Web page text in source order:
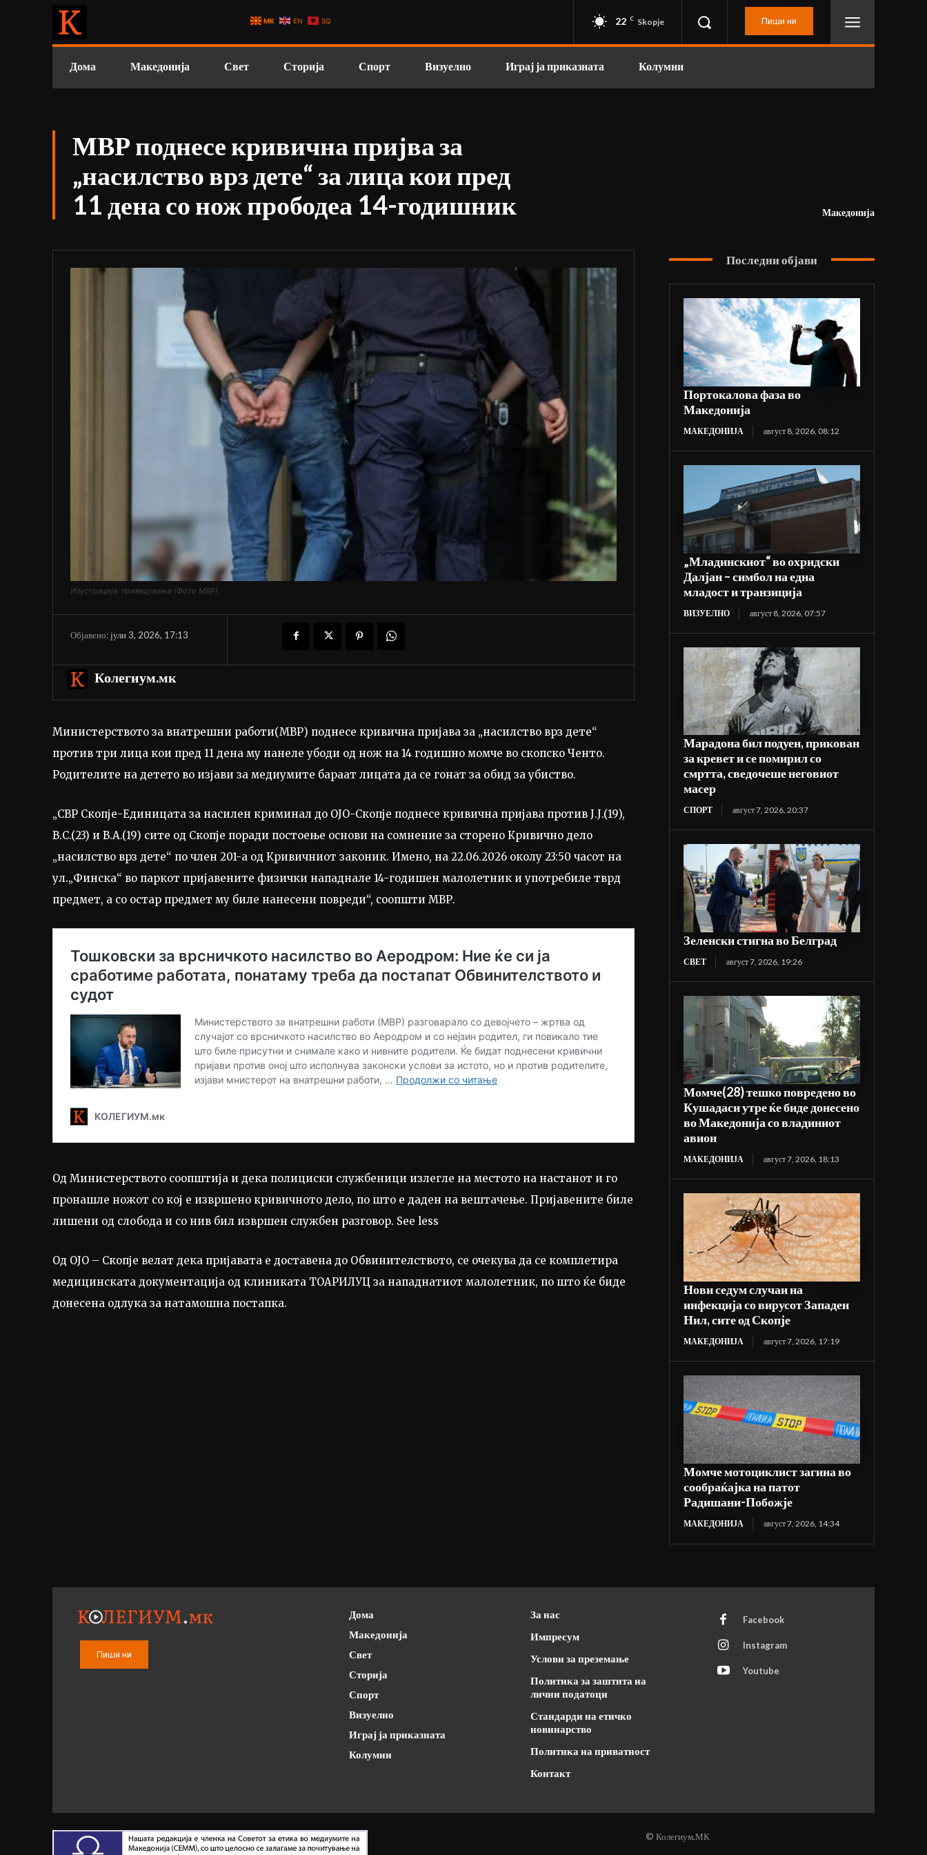
22 C Skopje Пиши ни
Дома Македонија Свет Сторија Спорт Визуелно Играј ја приказната Колумни
МВР поднесе кривична пријва за
„насилство врз дете“ за лица кои пред
11 дена со нож прободеа 14-годишник
Македонија
Илустрација, приведување (Фото МВР)
Објавено:јули 3, 2026, 17:13
Колегиум.мк
Министерството за внатрешни работи(МВР) поднесе кривична пријава за „насилство врз дете“
против три лица кои пред 11 дена му нанеле убоди од нож на 14 годишно момче во скопско Ченто.
Родителите на детето во изјави за медиумите бараат лицата да се гонат за обид за убиство.
„СВР Скопје-Единицата за насилен криминал до ОЈО-Скопје поднесе кривична пријава против Ј.Ј.(19),
В.С.(23) и В.А.(19) сите од Скопје поради постоење основи на сомнение за сторено Кривично дело
„насилство врз дете“ по член 201-а од Кривичниот законик. Имено, на 22.06.2026 околу 23:50 часот на
ул.„Финска“ во паркот пријавените физички нападнале 14-годишен малолетник и употребиле тврд
предмет, а со остар предмет му биле нанесени повреди“, соопшти МВР.
Од Министерството соопштија и дека полициски службеници излегле на местото на настанот и го
пронашле ножот со кој е извршено кривичното дело, по што е даден на вештачење. Пријавените биле
лишени од слобода и со нив бил извршен службен разговор. See less
Од ОЈО – Скопје велат дека пријавата е доставена до Обвинителството, се очекува да се комплетира
медицинската документација од клиниката ТОАРИЛУЦ за нападнатиот малолетник, по што ќе биде
донесена одлука за натамошна постапка.
Последни објави
Портокалова фаза во
Македонија
МАКЕДОНИЈА август 8, 2026, 08:12
„Младинскиот“ во охридски
Далјан – симбол на една
младост и транзиција
ВИЗУЕЛНО август 8, 2026, 07:57
Марадона бил подуен, прикован
за кревет и се помирил со
смртта, сведочеше неговиот
масер
СПОРТ август 7, 2026, 20:37
Зеленски стигна во Белград
СВЕТ август 7, 2026, 19:26
Момче(28) тешко повредено во
Кушадаси утре ќе биде донесено
во Македонија со владиниот
авион
МАКЕДОНИЈА август 7, 2026, 18:13
Нови седум случаи на
инфекција со вирусот Западен
Нил, сите од Скопје
МАКЕДОНИЈА август 7, 2026, 17:19
Момче мотоциклист загина во
сообраќајка на патот
Радишани-Побожје
МАКЕДОНИЈА август 7, 2026, 14:34
Пиши ни
Дома
Македонија
Свет
Сторија
Спорт
Визуелно
Играј ја приказната
Колумни
За нас
Импресум
Услови за преземање
Политика за заштита на
лични податоци
Стандарди на етичко
новинарство
Политика на приватност
Контакт
Facebook
Instagram
Youtube
© Колегиум.МК
MK EN SQ